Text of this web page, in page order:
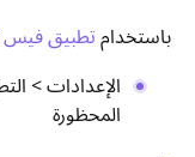
باستخدامتطبيق فيس
الإعدادات >
المحظورة